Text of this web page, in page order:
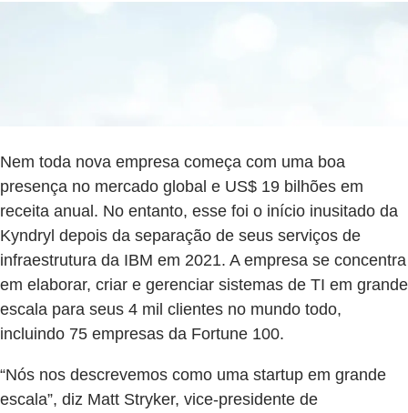
Nem toda nova empresa começa com uma boa
presença no mercado global e US$ 19 bilhões em
receita anual. No entanto, esse foi o início inusitado da
Kyndryl depois da separação de seus serviços de
infraestrutura da IBM em 2021. A empresa se concentra
em elaborar, criar e gerenciar sistemas de TI em grande
escala para seus 4 mil clientes no mundo todo,
incluindo 75 empresas da Fortune 100.
“Nós nos descrevemos como uma startup em grande
escala”, diz Matt Stryker, vice-presidente de